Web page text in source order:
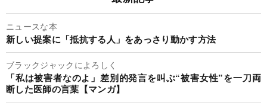
ニュースな本
新しい提案に「抵抗する人」をあっさり動かす方法
ブラックジャックによろしく
「私は被害者なのよ」差別的発言を叫ぶ“被害女性”を一刀両
断した医師の言葉【マンガ】